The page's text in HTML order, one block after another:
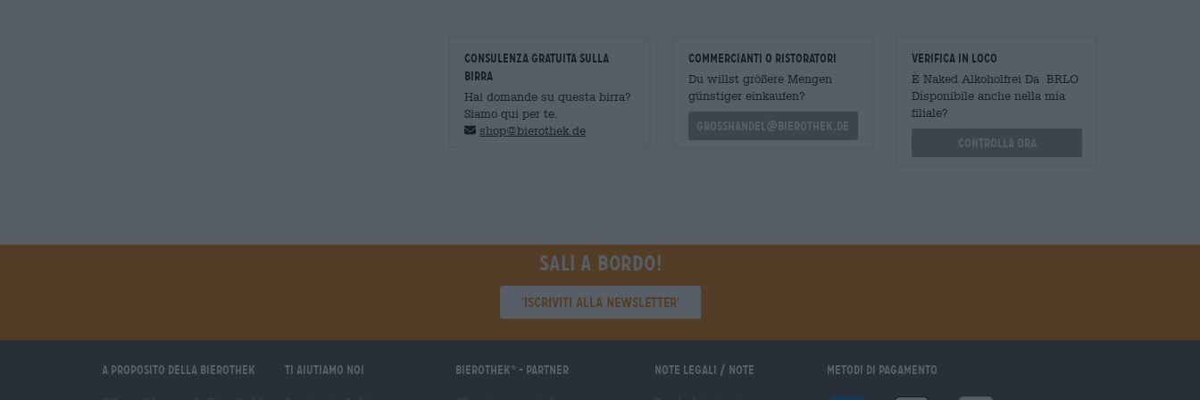
CONSULENZA GRATUITA SULLA
BIRRA
Hai domande su questa birra?
Siamo qui per te.
shop@bierothek.de
commercianti o ristoratori
Du willst größere Mengen
günstiger einkaufen?
grosshandel@bierothek.de
Verifica in loco
È Naked Alkoholfrei Da BRLO
Disponibile anche nella mia
filiale?
Controlla ora
Sali a bordo!
'Iscriviti alla newsletter'
A proposito della Bierothek Ti aiutiamo noi Bierothek - Partner Note legali / Note Metodi di pagamento